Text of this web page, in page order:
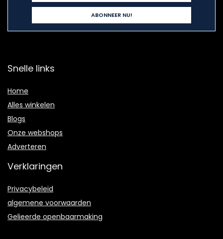
Snelle links
Home
Alles winkelen
Blogs
Onze webshops
Adverteren
Verklaringen
Privacybeleid
algemene voorwaarden
Gelieerde openbaarmaking